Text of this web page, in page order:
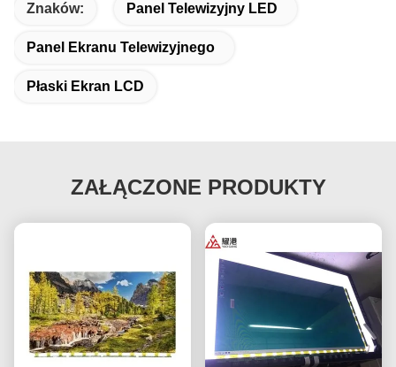
Znaków: Panel Telewizyjny LED
Panel Ekranu Telewizyjnego
Płaski Ekran LCD
ZAŁĄCZONE PRODUKTY